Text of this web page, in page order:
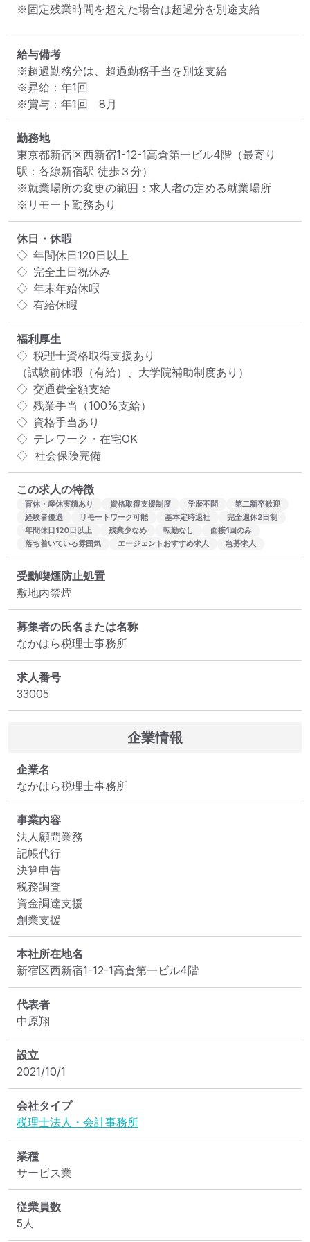
※固定残業時間を超えた場合は超過分を別途支給
給与備考
※超過勤務分は、超過勤務手当を別途支給
※昇給：年1回
※賞与：年1回　8月
勤務地
東京都新宿区西新宿1-12-1高倉第一ビル4階 （最寄り
駅：各線新宿駅 徒歩３分）
※就業場所の変更の範囲：求人者の定める就業場所
※リモート勤務あり
休日・休暇
◇ 年間休日120日以上
◇ 完全土日祝休み
◇ 年末年始休暇
◇ 有給休暇
福利厚生
◇ 税理士資格取得支援あり
（試験前休暇（有給）、大学院補助制度あり）
◇ 交通費全額支給
◇ 残業手当（100%支給）
◇ 資格手当あり
◇ テレワーク・在宅OK
◇  社会保険完備
この求人の特徴
育休・産休実績あり 資格取得支援制度 学歴不問
第二新卒歓迎
経験者優遇
リモートワーク可能 基本定時退社
完全週休2日制
年間休日120日以上
残業少なめ 転勤なし
面接1回のみ
落ち着いている雰囲気
エージェントおすすめ求人 急募求人
受動喫煙防止処置
敷地内禁煙
募集者の氏名または名称
なかはら税理士事務所
求人番号
33005
企業情報
企業名
なかはら税理士事務所
事業内容
法人顧問業務
記帳代行
決算申告
税務調査
資金調達支援
創業支援
本社所在地名
新宿区西新宿1-12-1高倉第一ビル4階
代表者
中原翔
設立
2021/10/1
会社タイプ
税理士法人・会計事務所
業種
サービス業
従業員数
5人